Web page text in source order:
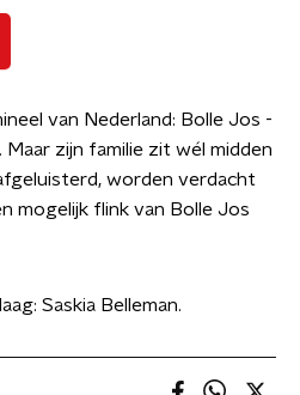
van Nederland: Bolle Jos -
zijn familie zit wél midden
worden verdacht
mogelijk flink van Bolle Jos
Saskia Belleman.